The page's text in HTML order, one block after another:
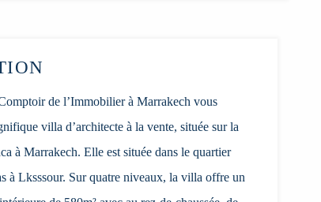
de l’Immobilier à Marrakech vous
villa d’architecte à la vente, située sur la
à Marrakech. Elle est située dans le quartier
à Lksssour. Sur quatre niveaux, la villa offre un